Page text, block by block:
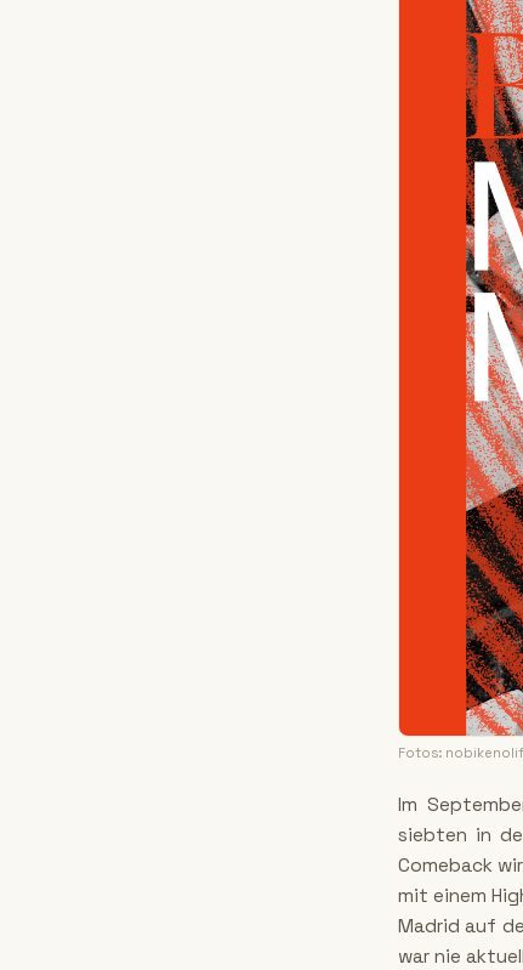
Fotos:
Im
siebten in
Comeback
mit einem
Madrid auf
war nie